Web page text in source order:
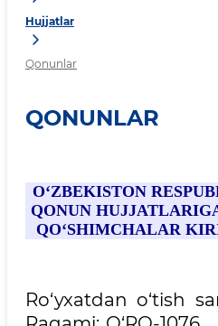
Hujjatlar
Qonunlar
QONUNLAR
O‘ZBEKISTON
QONUN
QO‘SHIMCHALAR
Ro‘yxatdan o‘tish